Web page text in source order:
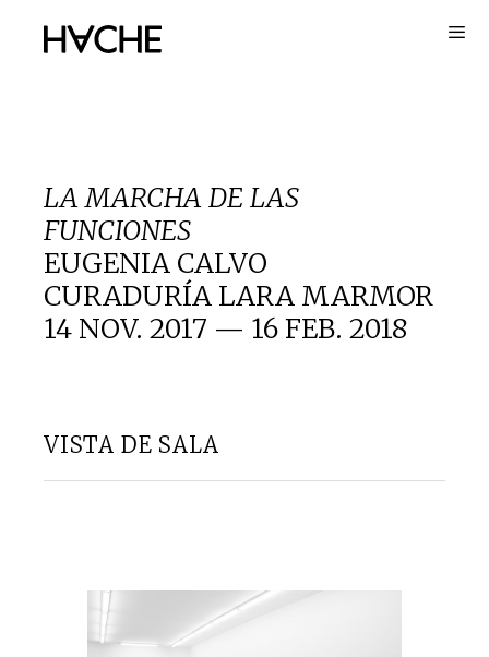
LA MARCHA DE LAS
FUNCIONES
EUGENIA CALVO
CURADURÍA LARA MARMOR
14 NOV. 2017 — 16 FEB. 2018
VISTA DE SALA